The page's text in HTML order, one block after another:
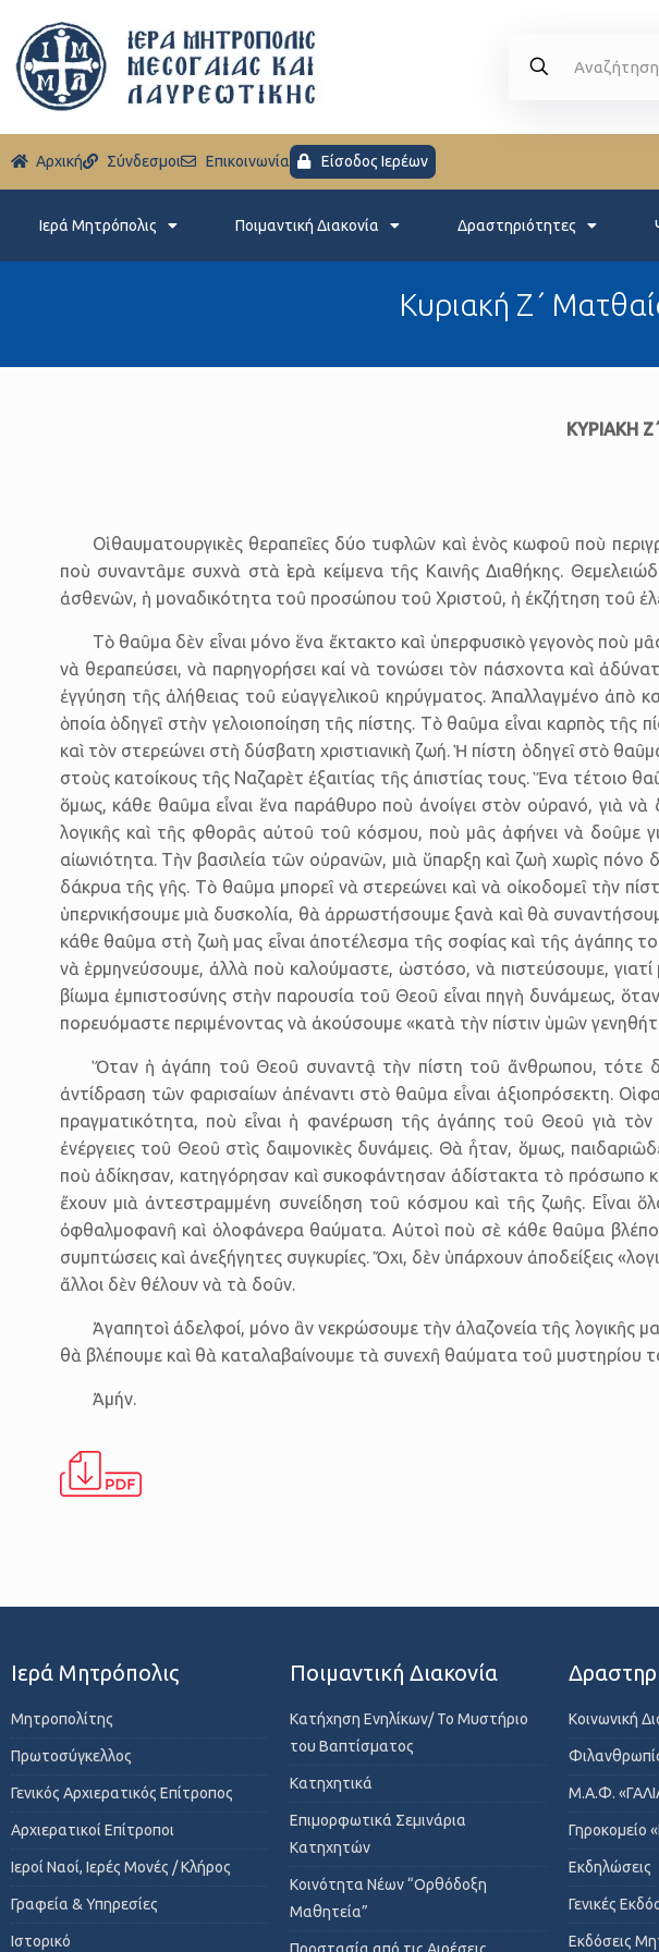
Aρχική Σύνδεσμοι Eπικοινωνία Είσοδος Ιερέων
Ιερά Μητρόπολις Ποιμαντική Διακονία Δραστηριότητες
Κυριακή Ζ΄
ΚΥΡΙΑΚΗ
Οἱ θαυματουργικὲς θεραπεῖες δύο τυφλῶν καὶ ἑνὸς κωφοῦ ποὺ
ποὺ συναντᾶμε συχνὰ στὰ ἱερὰ κείμενα τῆς Καινῆς Διαθήκης.
ἀσθενῶν, ἡ μοναδικότητα τοῦ προσώπου τοῦ Χριστοῦ, ἡ ἐκζήτηση τοῦ
Τὸ θαῦμα δὲν εἶναι μόνο ἕνα ἔκτακτο καὶ ὑπερφυσικὸ γεγονὸς ποὺ
νὰ θεραπεύσει, νὰ παρηγορήσει καί νὰ τονώσει τὸν πάσχοντα καὶ
ἐγγύηση τῆς ἀλήθειας τοῦ εὐαγγελικοῦ κηρύγματος. Ἀπαλλαγμένο ἀπὸ
ὁποία ὁδηγεῖ στὴν γελοιοποίηση τῆς πίστης. Τὸ θαῦμα εἶναι καρπὸς
καὶ τὸν στερεώνει στὴ δύσβατη χριστιανικὴ ζωή. Ἡ πίστη ὁδηγεῖ στὸ
στοὺς κατοίκους τῆς Ναζαρὲτ ἐξαιτίας τῆς ἀπιστίας τους. Ἕνα τέτοιο
ὅμως, κάθε θαῦμα εἶναι ἕνα παράθυρο ποὺ ἀνοίγει στὸν οὐρανό, γιὰ
λογικῆς καὶ τῆς φθορᾶς αὐτοῦ τοῦ κόσμου, ποὺ μᾶς ἀφήνει νὰ δοῦμε
αἰωνιότητα. Τὴν βασιλεία τῶν οὐρανῶν, μιὰ ὕπαρξη καὶ ζωὴ χωρὶς
δάκρυα τῆς γῆς. Τὸ θαῦμα μπορεῖ νὰ στερεώνει καὶ νὰ οἰκοδομεῖ τὴν
ὑπερνικήσουμε μιὰ δυσκολία, θὰ ἀρρωστήσουμε ξανὰ καὶ θὰ
κάθε θαῦμα στὴ ζωὴ μας εἶναι ἀποτέλεσμα τῆς σοφίας καὶ τῆς ἀγάπης
νὰ ἑρμηνεύσουμε, ἀλλὰ ποὺ καλούμαστε, ὡστόσο, νὰ πιστεύσουμε, γιατί
βίωμα ἐμπιστοσύνης στὴν παρουσία τοῦ Θεοῦ εἶναι πηγὴ δυνάμεως,
πορευόμαστε περιμένοντας νὰ ἀκούσουμε «κατὰ τὴν πίστιν ὑμῶν
Ὅταν ἡ ἀγάπη τοῦ Θεοῦ συναντᾷ τὴν πίστη τοῦ ἄνθρωπου, τότε
ἀντίδραση τῶν φαρισαίων ἀπέναντι στὸ θαῦμα εἶναι ἀξιοπρόσεκτη. Οἱ
πραγματικότητα, ποὺ εἶναι ἡ φανέρωση τῆς ἀγάπης τοῦ Θεοῦ γιὰ
ἐνέργειες τοῦ Θεοῦ στὶς δαιμονικὲς δυνάμεις. Θὰ ἦταν, ὅμως,
ποὺ ἀδίκησαν, κατηγόρησαν καὶ συκοφάντησαν ἀδίστακτα τὸ πρόσωπο
ἔχουν μιὰ ἀντεστραμμένη συνείδηση τοῦ κόσμου καὶ τῆς ζωῆς. Εἶναι
ὀφθαλμοφανῆ καὶ ὁλοφάνερα θαύματα. Αὐτοὶ ποὺ σὲ κάθε θαῦμα
συμπτώσεις καὶ ἀνεξήγητες συγκυρίες. Ὄχι, δὲν ὑπάρχουν ἀποδείξεις
ἄλλοι δὲν θέλουν νὰ τὰ δοῦν.
Ἀγαπητοὶ ἀδελφοί, μόνο ἂν νεκρώσουμε τὴν ἀλαζονεία τῆς λογικῆς
θὰ βλέπουμε καὶ θὰ καταλαβαίνουμε τὰ συνεχῆ θαύματα τοῦ μυστηρίου
Ἀμήν.
Ιερά Μητρόπολις
Μητροπολίτης
Πρωτοσύγκελλος
Γενικός Αρχιερατικός Επίτροπος
Αρχιερατικοί Επίτροποι
Ιεροί Ναοί, Ιερές Μονές / Κλήρος
Γραφεία & Υπηρεσίες
Ιστορικό
Ποιμαντική Διακονία
Κατήχηση Ενηλίκων/ Το Μυστήριο
του Βαπτίσματος
Κατηχητικά
Επιμορφωτικά Σεμινάρια
Κατηχητών
Κοινότητα Νέων “Ορθόδοξη
Μαθητεία”
Προστασία από τις Αιρέσεις
Κοινωνική
Μ.Α.Φ.
Γηροκομείο
Εκδηλώσεις
Γενικές
Εκδόσεις